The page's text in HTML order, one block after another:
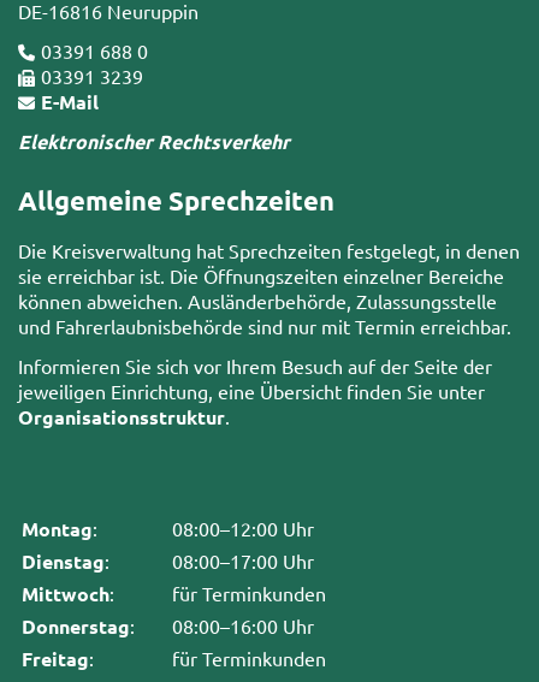
DE-16816 Neuruppin
03391 688 0
03391 3239
E-Mail
Elektronischer Rechtsverkehr
Allgemeine Sprechzeiten
Die Kreisverwaltung hat Sprechzeiten festgelegt, in denen
sie erreichbar ist. Die Öffnungszeiten einzelner Bereiche
können abweichen. Ausländerbehörde, Zulassungsstelle
und Fahrerlaubnisbehörde sind nur mit Termin erreichbar.
Informieren Sie sich vor Ihrem Besuch auf der Seite der
jeweiligen Einrichtung, eine Übersicht finden Sie unter
Organisationsstruktur
Montag: 08:00–12:00 Uhr
Dienstag: 08:00–17:00 Uhr
Mittwoch: für Terminkunden
Donnerstag: 08:00–16:00 Uhr
Freitag: für Terminkunden